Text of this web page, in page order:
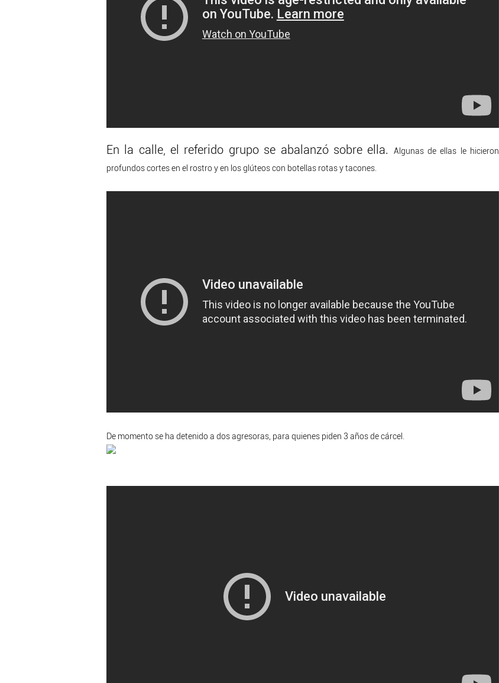
En la calle, el referido grupo se abalanzó sobre ella. Algunas de ellas le hicieron
profundos cortes en el rostro y en los glúteos con botellas rotas y tacones.
De momento se ha detenido a dos agresoras, para quienes piden 3 años de cárcel.